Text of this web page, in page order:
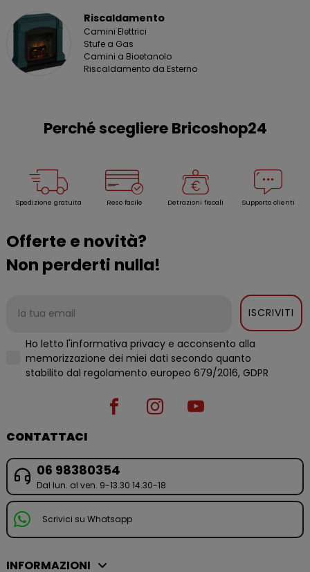
Riscaldamento
Camini Elettrici
Stufe a Gas
Camini a Bioetanolo
Riscaldamento da Esterno
Perché scegliere Bricoshop24
Spedizione gratuita Reso facile Detrazioni fiscali Supporto clienti
Offerte e novità?
Non perderti nulla!
ISCRIVITI
Ho letto l'informativa privacy e acconsento alla
memorizzazione dei miei dati secondo quanto
stabilito dal regolamento europeo 679/2016, GDPR
CONTATTACI
06 98380354
Dal lun. al ven. 9-13.30 14.30-18
Scrivici su Whatsapp
INFORMAZIONI